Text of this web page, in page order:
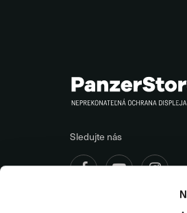
Sledujte nás